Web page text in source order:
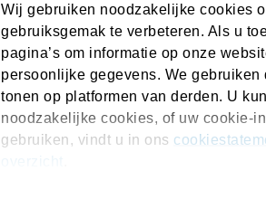
Wij gebruiken noodzakelijke cookies
gebruiksgemak te verbeteren. Als u
pagina’s om informatie op onze
persoonlijke gegevens. We
tonen op platformen van derden. U
noodzakelijke cookies, of uw cookie-
gebruiken, vindt u in ons